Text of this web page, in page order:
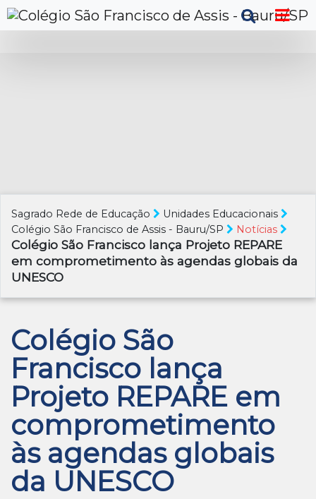
Sagrado Rede de Educação
Unidades Educacionais
Colégio São Francisco de Assis - Bauru/SP
Notícias
Colégio São Francisco lança Projeto REPARE
em comprometimento às agendas globais da
UNESCO
Colégio São
Francisco lança
Projeto REPARE em
comprometimento
às agendas globais
da UNESCO